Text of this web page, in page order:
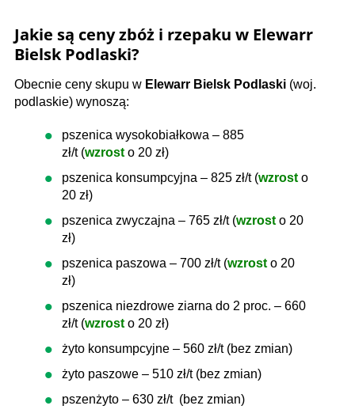
Jakie są ceny zbóż i rzepaku w Elewarr
Bielsk Podlaski?
Obecnie ceny skupu w Elewarr Bielsk Podlaski (woj.
podlaskie) wynoszą:
pszenica wysokobiałkowa – 885
zł/t (wzrost o 20 zł)
pszenica konsumpcyjna – 825 zł/t (wzrost o
20 zł)
pszenica zwyczajna – 765 zł/t (wzrost o 20
zł)
pszenica paszowa – 700 zł/t (wzrost o 20
zł)
pszenica niezdrowe ziarna do 2 proc. – 660
zł/t (wzrost o 20 zł)
żyto konsumpcyjne – 560 zł/t (bez zmian)
żyto paszowe – 510 zł/t (bez zmian)
pszenżyto – 630 zł/t (bez zmian)